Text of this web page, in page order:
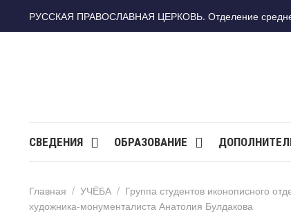
РУССКАЯ ПРАВОСЛАВНАЯ ЦЕРКОВЬ. Отделение
СВЕДЕНИЯ ОБРАЗОВАНИЕ
Главная / УЧЁБА / Группа студентов иконописного
художника-монументалиста Анатолия Булдакова